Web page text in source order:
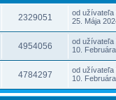
2329051 od užívateľa
25. Mája
4954056 od užívateľa
10.
4784297 od užívateľa
10.